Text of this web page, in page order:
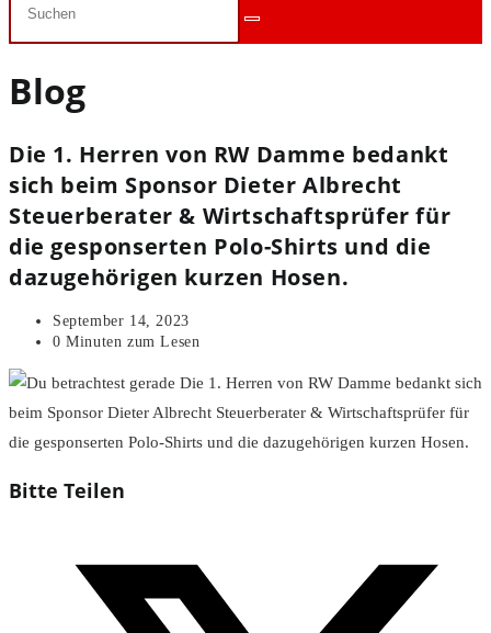
umschalten
Blog
Die 1. Herren von RW Damme bedankt
sich beim Sponsor Dieter Albrecht
Steuerberater & Wirtschaftsprüfer für
die gesponserten Polo-Shirts und die
dazugehörigen kurzen Hosen.
Beitrag
veröffentlicht:
September 14, 2023
Lesedauer:
0 Minuten zum Lesen
Bitte Teilen